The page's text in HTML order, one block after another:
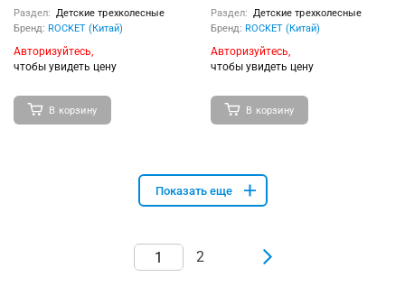
Раздел: Детские трехколесные
Бренд: ROCKET (Китай)
Авторизуйтесь,
чтобы увидеть цену
В корзину
Раздел: Детские трехколесные
Бренд: ROCKET (Китай)
Авторизуйтесь,
чтобы увидеть цену
В корзину
Показать еще
2